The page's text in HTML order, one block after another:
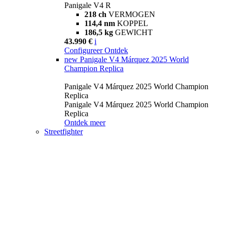
Panigale V4 R
218 ch VERMOGEN
114,4 nm KOPPEL
186,5 kg GEWICHT
43.990 € i
Configureer Ontdek
new Panigale V4 Márquez 2025 World
Champion Replica
Panigale V4 Márquez 2025 World Champion
Replica
Panigale V4 Márquez 2025 World Champion
Replica
Ontdek meer
Streetfighter